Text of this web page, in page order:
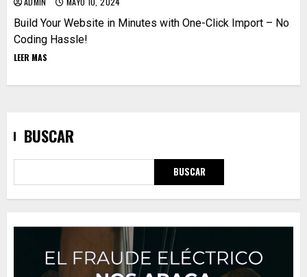
Build Your Website in Minutes with One-Click Import – No
Coding Hassle!
LEER MAS
BUSCAR
BUSCAR